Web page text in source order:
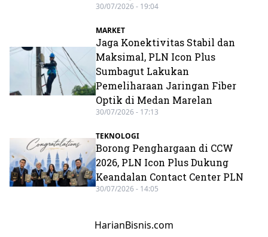
30/07/2026 - 19:04
MARKET
Jaga Konektivitas Stabil dan
Maksimal, PLN Icon Plus
Sumbagut Lakukan
Pemeliharaan Jaringan Fiber
Optik di Medan Marelan
30/07/2026 - 17:13
TEKNOLOGI
Borong Penghargaan di CCW
2026, PLN Icon Plus Dukung
Keandalan Contact Center PLN
30/07/2026 - 14:05
HarianBisnis.com